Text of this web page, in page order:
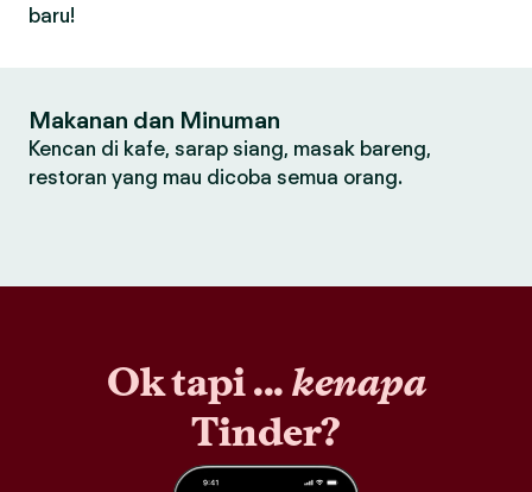
baru!
Makanan dan Minuman
Kencan di kafe, sarap siang, masak bareng,
restoran yang mau dicoba semua orang.
Ok tapi ...kenapa
Tinder?